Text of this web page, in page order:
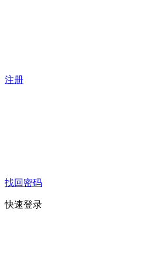
注册
找回密码
快速登录